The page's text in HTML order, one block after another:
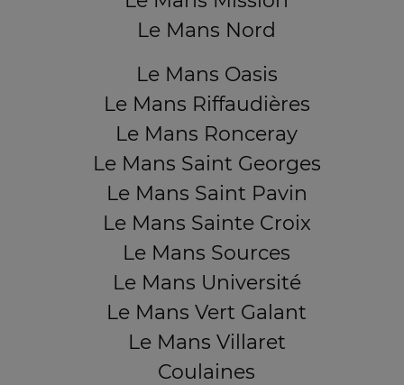
Le Mans Nord
Le Mans Oasis
Le Mans Riffaudières
Le Mans Ronceray
Le Mans Saint Georges
Le Mans Saint Pavin
Le Mans Sainte Croix
Le Mans Sources
Le Mans Université
Le Mans Vert Galant
Le Mans Villaret
Coulaines